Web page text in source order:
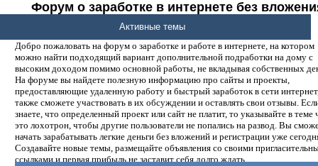
Форум о заработке в интернете без
денег.
Добро пожаловать на форум о заработке и работе в интернете, на котором
можно найти подходящий вариант дополнительной подработки на дому с
высоким доходом помимо основной работы, не вкладывая собственных
На форуме вы найдете полезную информацию про сайты и проекты,
предоставляющие удаленную работу и быстрый заработок в сети
также сможете участвовать в их обсуждении и оставлять свои отзывы.
знаете, что определенный проект или сайт не платит, то указывайте в теме
это лохотрон, чтобы другие пользователи не попались на развод. Вы
начать зарабатывать легкие деньги без вложений и регистрации уже
Создавайте новые темы, размещайте объявления со своими
ссылками и первая прибыль не заставит себя долго ждать.
Активные темы